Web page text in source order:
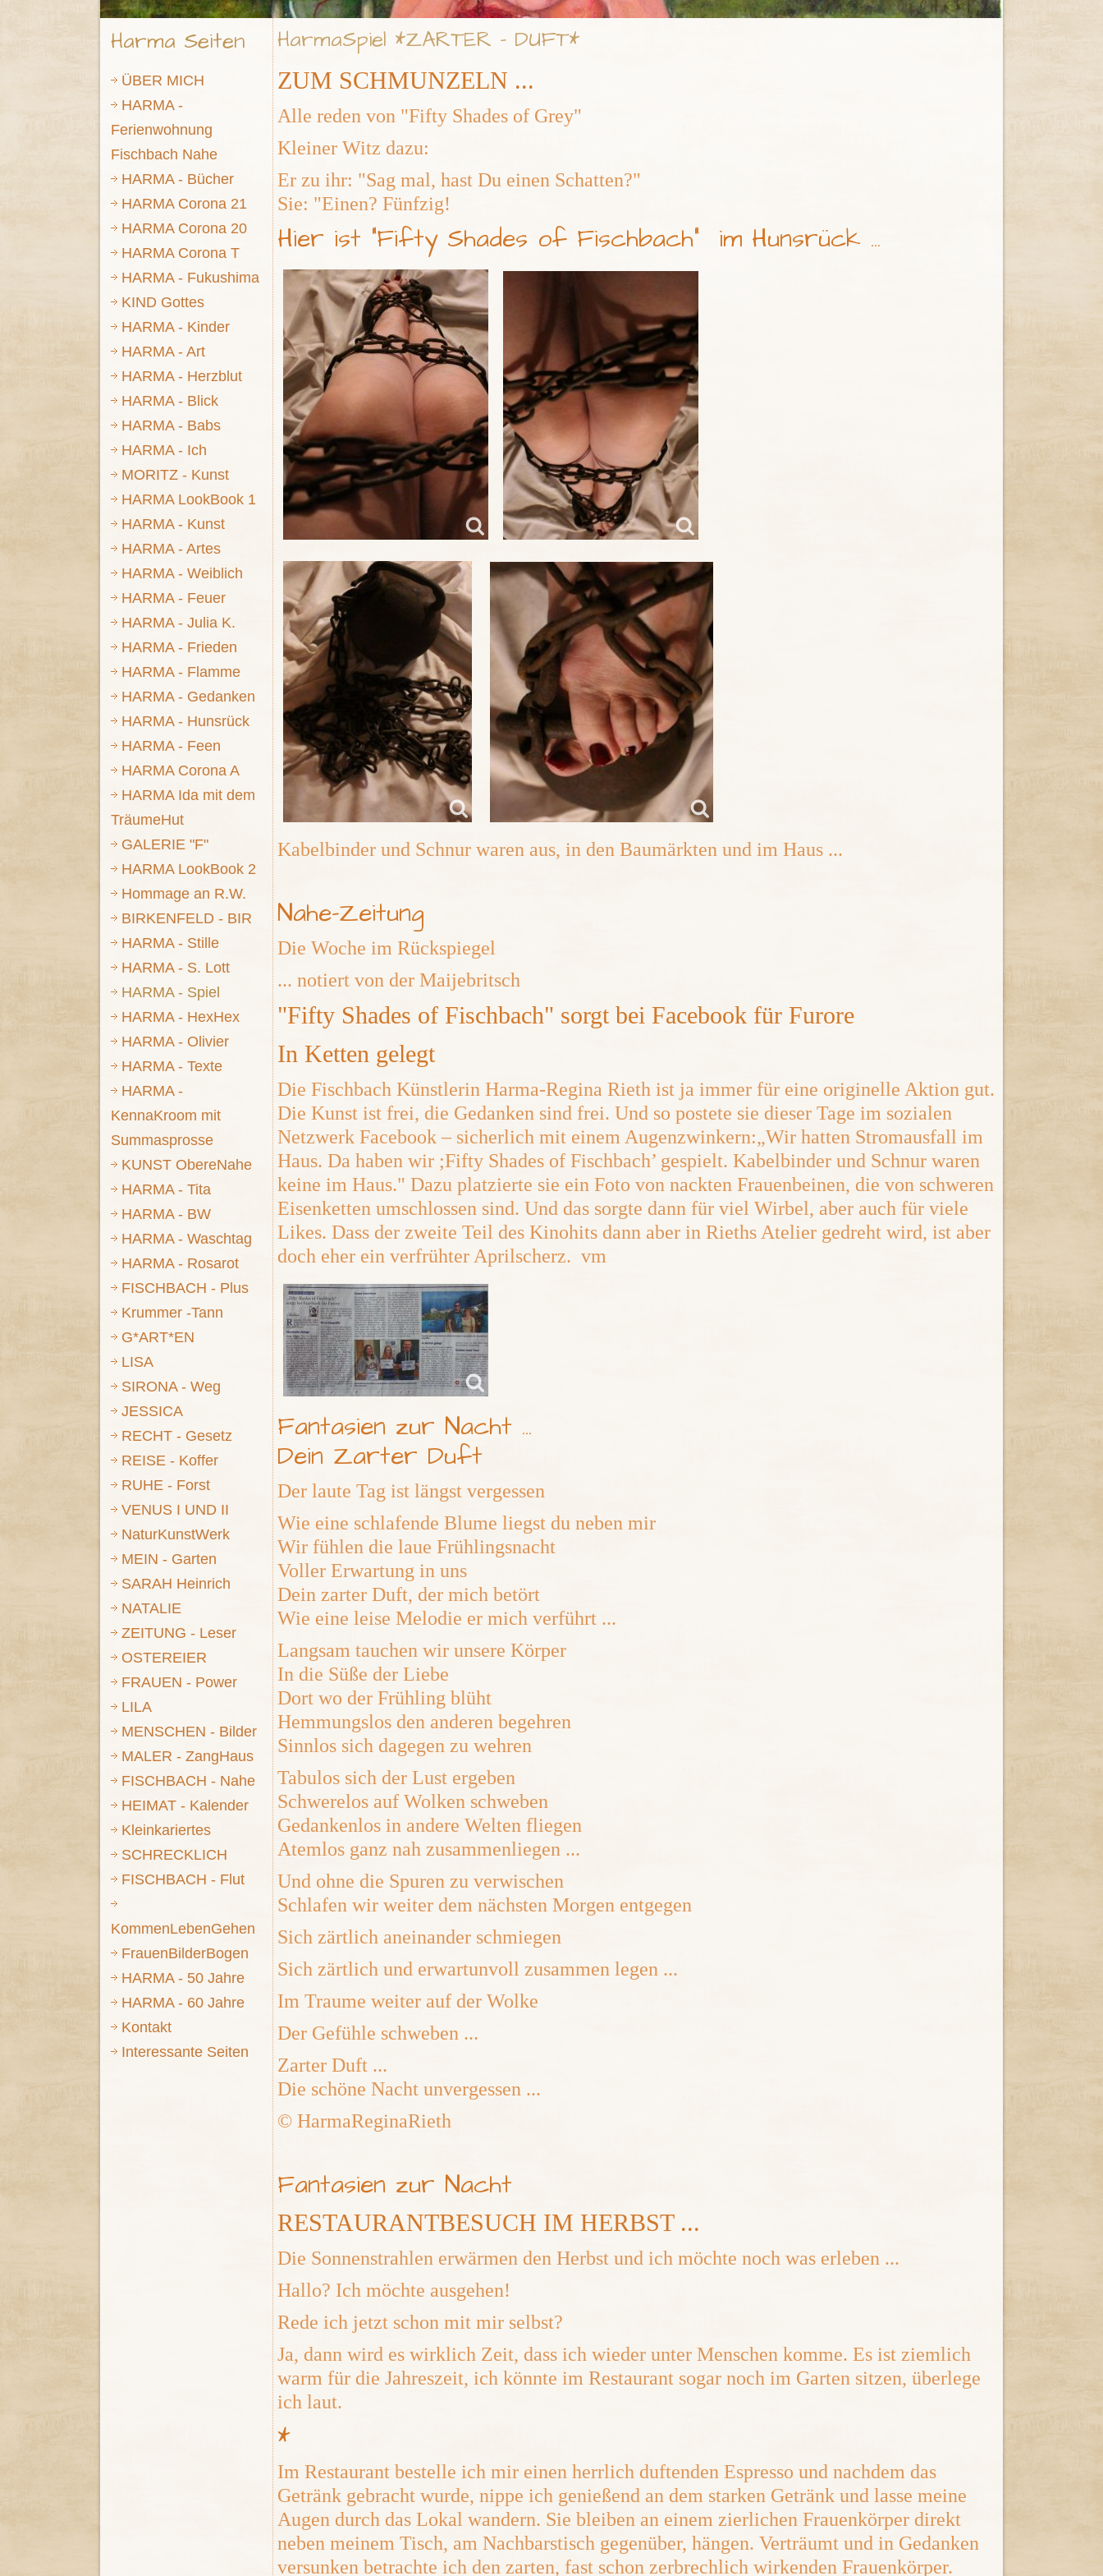
Harma Seiten
ÜBER MICH
HARMA -
Ferienwohnung
Fischbach Nahe
HARMA - Bücher
HARMA Corona 21
HARMA Corona 20
HARMA Corona T
HARMA - Fukushima
KIND Gottes
HARMA - Kinder
HARMA - Art
HARMA - Herzblut
HARMA - Blick
HARMA - Babs
HARMA - Ich
MORITZ - Kunst
HARMA LookBook 1
HARMA - Kunst
HARMA - Artes
HARMA - Weiblich
HARMA - Feuer
HARMA - Julia K.
HARMA - Frieden
HARMA - Flamme
HARMA - Gedanken
HARMA - Hunsrück
HARMA - Feen
HARMA Corona A
HARMA Ida mit dem
TräumeHut
GALERIE "F"
HARMA LookBook 2
Hommage an R.W.
BIRKENFELD - BIR
HARMA - Stille
HARMA - S. Lott
HARMA - Spiel
HARMA - HexHex
HARMA - Olivier
HARMA - Texte
HARMA -
KennaKroom mit
Summasprosse
KUNST ObereNahe
HARMA - Tita
HARMA - BW
HARMA - Waschtag
HARMA - Rosarot
FISCHBACH - Plus
Krummer -Tann
G*ART*EN
LISA
SIRONA - Weg
JESSICA
RECHT - Gesetz
REISE - Koffer
RUHE - Forst
VENUS I UND II
NaturKunstWerk
MEIN - Garten
SARAH Heinrich
NATALIE
ZEITUNG - Leser
OSTEREIER
FRAUEN - Power
LILA
MENSCHEN - Bilder
MALER - ZangHaus
FISCHBACH - Nahe
HEIMAT - Kalender
Kleinkariertes
SCHRECKLICH
FISCHBACH - Flut
KommenLebenGehen
FrauenBilderBogen
HARMA - 50 Jahre
HARMA - 60 Jahre
Kontakt
Interessante Seiten
HarmaSpiel *ZARTER - DUFT*
ZUM SCHMUNZELN ...
Alle reden von "Fifty Shades of Grey"
Kleiner Witz dazu:
Er zu ihr: "Sag mal, hast Du einen Schatten?"
Sie: "Einen? Fünfzig!
Hier ist "Fifty Shades of Fischbach" im Hunsrück ...
Kabelbinder und Schnur waren aus, in den Baumärkten und im Haus ...
Nahe-Zeitung
Die Woche im Rückspiegel
... notiert von der Maijebritsch
"Fifty Shades of Fischbach" sorgt bei Facebook für Furore
In Ketten gelegt
Die Fischbach Künstlerin Harma-Regina Rieth ist ja immer für eine originelle Aktion gut.
Die Kunst ist frei, die Gedanken sind frei. Und so postete sie dieser Tage im sozialen
Netzwerk Facebook – sicherlich mit einem Augenzwinkern:„Wir hatten Stromausfall im
Haus. Da haben wir ;Fifty Shades of Fischbach’ gespielt. Kabelbinder und Schnur waren
keine im Haus." Dazu platzierte sie ein Foto von nackten Frauenbeinen, die von schweren
Eisenketten umschlossen sind. Und das sorgte dann für viel Wirbel, aber auch für viele
Likes. Dass der zweite Teil des Kinohits dann aber in Rieths Atelier gedreht wird, ist aber
doch eher ein verfrühter Aprilscherz. vm
Fantasien zur Nacht ...
Dein Zarter Duft
Der laute Tag ist längst vergessen
Wie eine schlafende Blume liegst du neben mir
Wir fühlen die laue Frühlingsnacht
Voller Erwartung in uns
Dein zarter Duft, der mich betört
Wie eine leise Melodie er mich verführt ...
Langsam tauchen wir unsere Körper
In die Süße der Liebe
Dort wo der Frühling blüht
Hemmungslos den anderen begehren
Sinnlos sich dagegen zu wehren
Tabulos sich der Lust ergeben
Schwerelos auf Wolken schweben
Gedankenlos in andere Welten fliegen
Atemlos ganz nah zusammenliegen ...
Und ohne die Spuren zu verwischen
Schlafen wir weiter dem nächsten Morgen entgegen
Sich zärtlich aneinander schmiegen
Sich zärtlich und erwartunvoll zusammen legen ...
Im Traume weiter auf der Wolke
Der Gefühle schweben ...
Zarter Duft ...
Die schöne Nacht unvergessen ...
© HarmaReginaRieth
Fantasien zur Nacht
RESTAURANTBESUCH IM HERBST ...
Die Sonnenstrahlen erwärmen den Herbst und ich möchte noch was erleben ...
Hallo? Ich möchte ausgehen!
Rede ich jetzt schon mit mir selbst?
Ja, dann wird es wirklich Zeit, dass ich wieder unter Menschen komme. Es ist ziemlich
warm für die Jahreszeit, ich könnte im Restaurant sogar noch im Garten sitzen, überlege
ich laut.
*
Im Restaurant bestelle ich mir einen herrlich duftenden Espresso und nachdem das
Getränk gebracht wurde, nippe ich genießend an dem starken Getränk und lasse meine
Augen durch das Lokal wandern. Sie bleiben an einem zierlichen Frauenkörper direkt
neben meinem Tisch, am Nachbarstisch gegenüber, hängen. Verträumt und in Gedanken
versunken betrachte ich den zarten, fast schon zerbrechlich wirkenden Frauenkörper.